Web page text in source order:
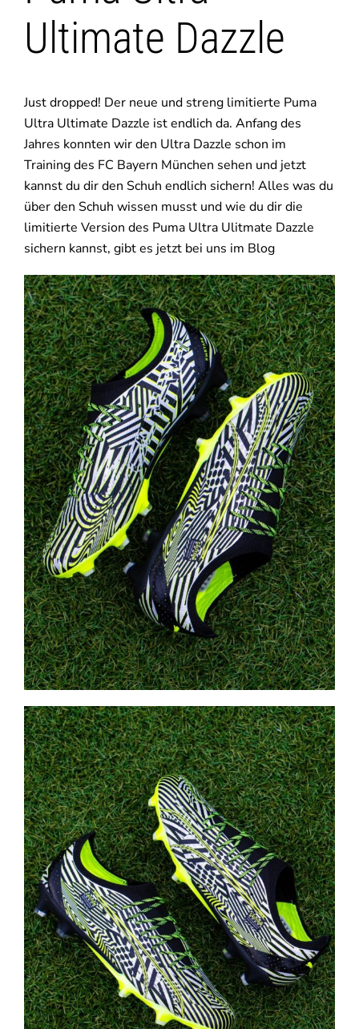
Ultimate Dazzle
Just dropped! Der neue und streng limitierte Puma
Ultra Ultimate Dazzle ist endlich da. Anfang des
Jahres konnten wir den Ultra Dazzle schon im
Training des FC Bayern München sehen und jetzt
kannst du dir den Schuh endlich sichern! Alles was du
über den Schuh wissen musst und wie du dir die
limitierte Version des Puma Ultra Ulitmate Dazzle
sichern kannst, gibt es jetzt bei uns im Blog